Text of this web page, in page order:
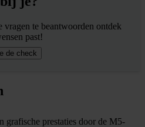
vragen te beantwoorden ontdek
past!
de check
grafische prestaties door de M5-